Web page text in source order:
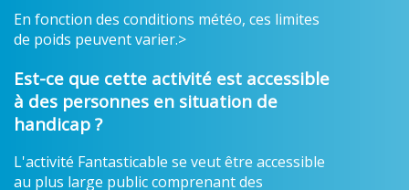
En fonction des conditions météo, ces limites
de poids peuvent varier.>
Est-ce que cette activité est accessible
à des personnes en situation de
handicap ?
L'activité Fantasticable se veut être accessible
au plus large public comprenant des